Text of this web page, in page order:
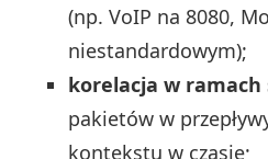
(np. VoIP na 8080,
niestandardowym);
korelacja w ramach
pakietów w
kontekstu w czasie;